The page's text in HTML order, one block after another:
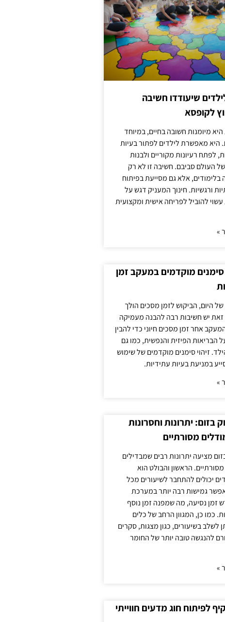
שיעודדו חשיבה
לקופסא
מיומנות חשובה בחיים, במיוחד
היא מאפשרת לילדים לפתור בעיות
לפתח רעיונות מקוריים ולבנות
העולם סביבם. חשיבה זו לא רק
אלא גם מסייעת בפיתוח
ורגשיות. חינוך המעניק דגש על
להוביל לפריחה אישית ומקצועית
»
סימנים מוקדמים במעקב זמן
של היום, הביקוש לזמן מסכים הולך
זאת יש חשיבות רבה להבנה מעמיקה
אחר זמן מסכים חיוני כדי להבין
הפיזית והנפשית, כמו גם
זיהוי סימנים מוקדמים של שימוש
במניעת בעיות עתידיות.
»
בזום: יתרונות וחסרונות
מסורתיים
מציעה יתרונות רבים שמבדילים
הראשון והבולט הוא
יכולים להתחבר לשיעורים מכל
גמישות רבה יותר במערכת
זמן נסיעה, מה שמפנה זמן נוסף
כמו כן, המגוון הרחב של כלים
לשלב בשיעורים, כגון מצגות, סקרים
להנגשה טובה יותר של החומר
»
לפיתוח חוג מדעים חווייתי